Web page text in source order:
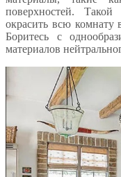
поверхностей.
окрасить всю комнату
Боритесь с
материалов